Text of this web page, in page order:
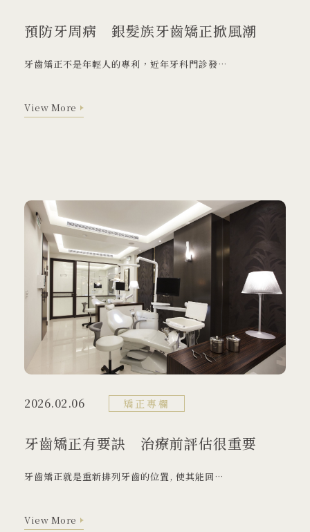
預防牙周病 銀髮族牙齒矯正掀風潮
牙齒矯正不是年輕人的專利，近年牙科門診發現，中高齡民眾做齒列矯正的情形愈來愈普遍，除了可改善美觀問題，最大的收穫就是口腔清潔變容易了。
View More
2026.02.06 矯正專欄
牙齒矯正有要訣 治療前評估很重要
牙齒矯正就是重新排列牙齒的位置, 使其能回復正確的排列及咬合。
View More